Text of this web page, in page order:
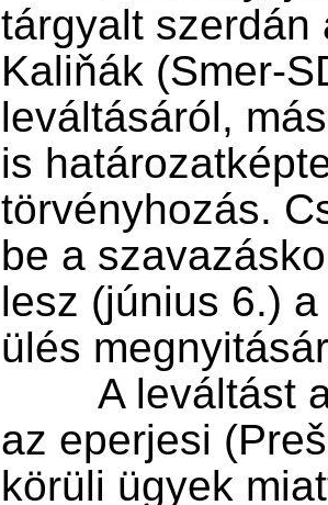
tárgyalt szerdán
Kaliňák (Smer-
leváltásáról,
is
törvényhozás.
be a
lesz (június 6.)
ülés
az eperjesi
körüli ügyek